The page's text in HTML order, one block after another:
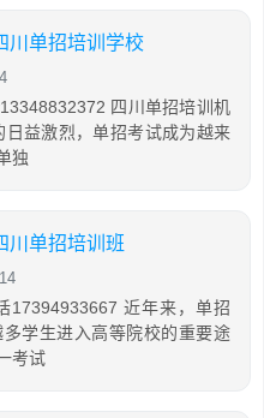
川单招培训学校
四川单招培训机
益激烈，单招考试成为越来
独
川单招培训班
17394933667 近年来，单招
多学生进入高等院校的重要途
考试